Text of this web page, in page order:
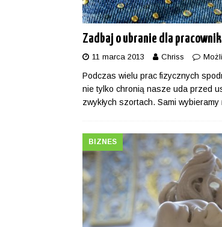
Zadbaj o ubranie dla
11 marca 2013 Chriss
Podczas wielu prac fizycznych
nie tylko chronią nasze uda przed
zwykłych szortach. Sami
BIZNES